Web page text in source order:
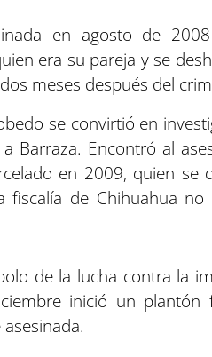
en agosto de
era su pareja y se
meses después del
se convirtió en
Barraza. Encontró al
en 2009, quien se
fiscalía de Chihuahua
de la lucha contra la
inició un plantón